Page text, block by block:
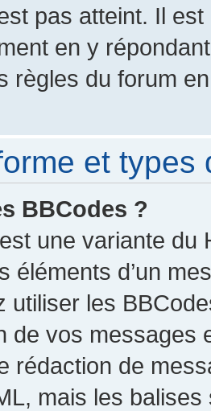
pas atteint. Il
en y
règles du forum
et types
BBCodes ?
une variante du
éléments d’un
utiliser les
de vos messages
rédaction de
mais les